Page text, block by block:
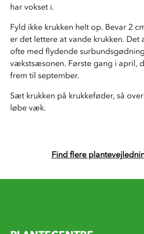
har vokset i.
Fyld ikke krukken helt op. Bevar 2
er det lettere at vande krukken. Det
ofte med flydende
vækstsæsonen. Første gang i april,
frem til september.
Sæt krukken på krukkeføder, så
løbe væk.
Find flere